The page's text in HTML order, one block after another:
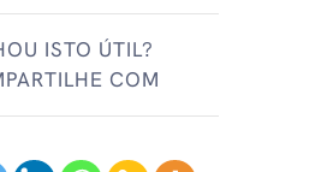
ISTO ÚTIL?
COM